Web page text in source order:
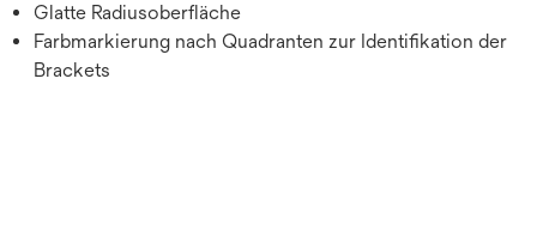
Glatte Radiusoberfläche
Farbmarkierung nach Quadranten zur Identifikation der
Brackets